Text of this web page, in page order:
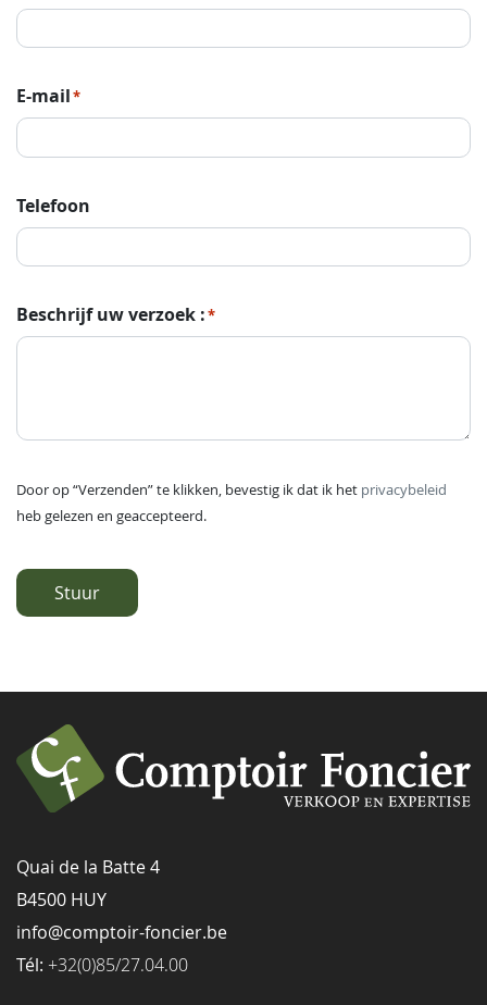
E-mail*
Telefoon
Beschrijf uw verzoek :*
Door op “Verzenden” te klikken, bevestig ik dat ik het privacybeleid
heb gelezen en geaccepteerd.
Stuur
Quai de la Batte 4
B4500 HUY
info@comptoir-foncier.be
Tél: +32(0)85/27.04.00